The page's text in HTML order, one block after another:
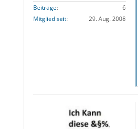
Beiträge
6
Mitglied seit
29. Aug. 2008